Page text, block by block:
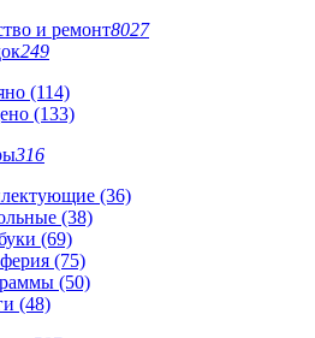
и ремонт8027
249
(114)
(133)
316
(36)
(38)
(69)
(75)
(50)
(48)